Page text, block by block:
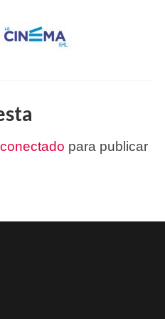
conectado para publicar